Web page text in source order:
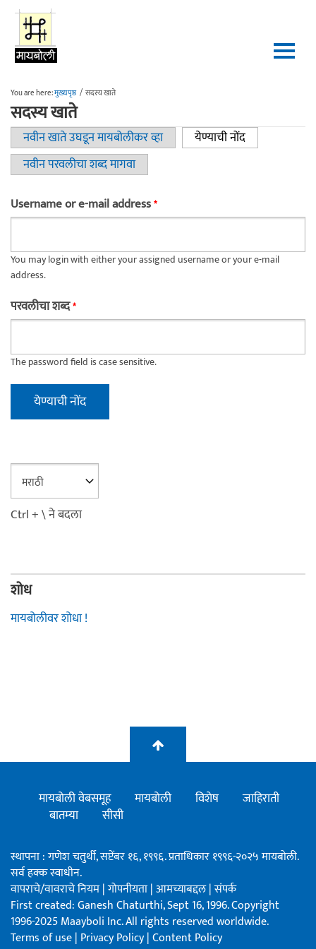
Skip to main content
You are here:मुख्यपृष्ठ / सदस्य खाते
सदस्य खाते
Primary tabs
नवीन खाते उघडून मायबोलीकर व्हा येण्याची नोंद(active tab)
नवीन परवलीचा शब्द मागवा
Username or e-mail address*
You may login with either your assigned username or your e-mail
address.
परवलीचा शब्द*
The password field is case sensitive.
Ctrl + \ ने बदला
शोध
मायबोलीवर शोधा !
मायबोली वेबसमूह मायबोली विशेष
जाहिराती
बातम्या
सीसी
स्थापना : गणेश चतुर्थी, सप्टेंबर १६, १९९६. प्रताधिकार १९९६-२०२५ मायबोली.
सर्व हक्क स्वाधीन.
वापराचे/वावराचे नियम|गोपनीयता|आमच्याबद्दल|संपर्क
First created: Ganesh Chaturthi, Sept 16, 1996. Copyright
1996-2025 Maayboli Inc. All rights reserved worldwide.
Terms of use| Privacy Policy|Content Policy